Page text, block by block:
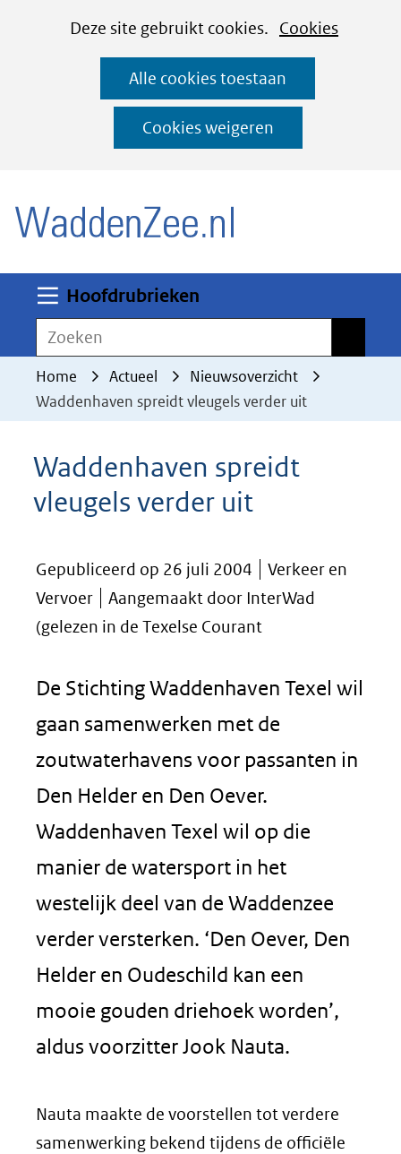
CookiesDeze site gebruikt cookies. Cookies
deze
worden
toegestaan
geweigerd.
Alle cookies toestaan
Cookies weigeren
Ga
naar
de
inhoud
Hoofdrubrieken
Zoeken
Home Actueel
Nieuwsoverzicht
Waddenhaven spreidt vleugels verder uit
Waddenhaven spreidt
vleugels verder uit
Gepubliceerd op 26 juli 2004
Verkeer en
Vervoer
Aangemaakt door InterWad
(gelezen in de Texelse Courant
De Stichting Waddenhaven Texel wil
gaan samenwerken met de
zoutwaterhavens voor passanten in
Den Helder en Den Oever.
Waddenhaven Texel wil op die
manier de watersport in het
westelijk deel van de Waddenzee
verder versterken. ‘Den Oever, Den
Helder en Oudeschild kan een
mooie gouden driehoek worden’,
aldus voorzitter Jook Nauta.
Nauta maakte de voorstellen tot verdere
samenwerking bekend tijdens de officiële